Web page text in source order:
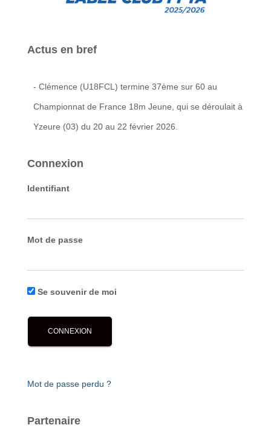
Actus en bref
- Clémence (U18FCL) termine 37ème sur 60 au
Championnat de France 18m Jeune, qui se déroulait à
Yzeure (03) du 20 au 22 février 2026.
Connexion
Identifiant
Mot de passe
Se souvenir de moi
Mot de passe perdu ?
Partenaire